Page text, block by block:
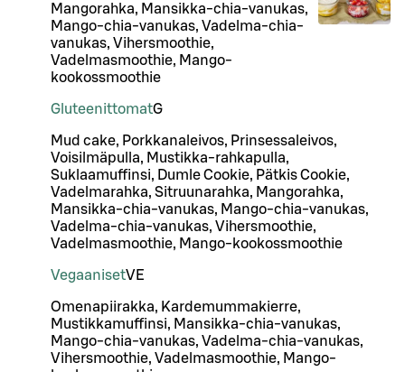
Mangorahka, Mansikka-chia-vanukas,
Mango-chia-vanukas, Vadelma-chia-
vanukas, Vihersmoothie,
Vadelmasmoothie, Mango-
kookossmoothie
GluteenittomatG
Mud cake, Porkkanaleivos, Prinsessaleivos,
Voisilmäpulla, Mustikka-rahkapulla,
Suklaamuffinsi, Dumle Cookie, Pätkis Cookie,
Vadelmarahka, Sitruunarahka, Mangorahka,
Mansikka-chia-vanukas, Mango-chia-vanukas,
Vadelma-chia-vanukas, Vihersmoothie,
Vadelmasmoothie, Mango-kookossmoothie
VegaanisetVE
Omenapiirakka, Kardemummakierre,
Mustikkamuffinsi, Mansikka-chia-vanukas,
Mango-chia-vanukas, Vadelma-chia-vanukas,
Vihersmoothie, Vadelmasmoothie, Mango-